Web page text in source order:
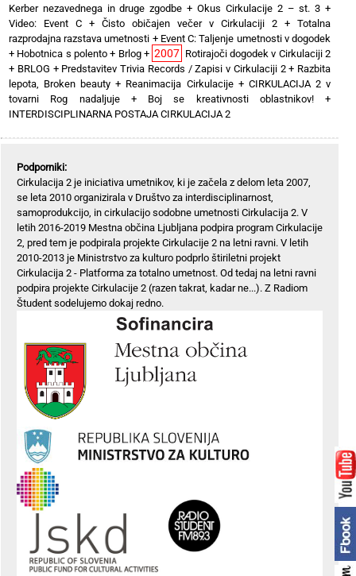
Kerber nezavednega in druge zgodbe +Okus Cirkulacije 2 – st. 3 +
Video: Event C + Čisto običajen večer v Cirkulaciji 2 + Totalna
razprodajna razstava umetnosti + Event C: Taljenje umetnosti v dogodek
+ Hobotnica s polento + Brlog+ 2007 Rotirajoči dogodek v Cirkulaciji 2
+ BRLOG + Predstavitev Trivia Records / Zapisi v Cirkulaciji 2+ Razbita
lepota, Broken beauty + Reanimacija Cirkulacije+ CIRKULACIJA 2 v
tovarni Rog nadaljuje+ Boj se kreativnosti oblastnikov!+
INTERDISCIPLINARNA POSTAJA CIRKULACIJA 2
Podporniki:
Cirkulacija 2 je iniciativa umetnikov, ki je začela z delom leta 2007,
se leta 2010 organizirala v Društvo za interdisciplinarnost,
samoprodukcijo, in cirkulacijo sodobne umetnosti Cirkulacija 2. V
letih 2016-2019 Mestna občina Ljubljana podpira program Cirkulacije
2, pred tem je podpirala projekte Cirkulacije 2 na letni ravni. V letih
2010-2013 je Ministrstvo za kulturo podprlo štiriletni projekt
Cirkulacija 2 - Platforma za totalno umetnost. Od tedaj na letni ravni
podpira projekte Cirkulacije 2 (razen takrat, kadar ne...). Z Radiom
Študent sodelujemo dokaj redno.